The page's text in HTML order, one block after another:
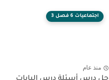
اجتماعيات 6 فصل 3
منذ عام